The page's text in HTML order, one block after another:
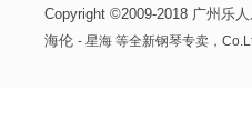
Copyright ©2009-2018 广州乐人
海伦 - 星海 等全新钢琴专卖，